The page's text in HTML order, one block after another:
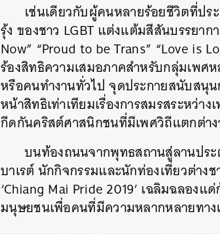
เช่นเดียวกับผู้คนหลายร้อยชีวิตที่ปร
รุ้ง ของชาว LGBT แต่งแต้มสีสันบรรยา
Now” “Proud to be Trans” “Love is
ร้องสิทธิความเสมอภาคสำหรับกลุ่มเพศ
หรือคนทำงานทั่วไป จุดประกายสนับสนุ
หน้าสิทธิเท่าเทียมเรื่องการสมรสระหว่
กีดกันคริสต์ศาสนิกชนที่มีเพศวิถีแตกต่า
บนท้องถนนจากพุทธสถานสู่ลานปร
บาเรต์ นักกิจกรรมและนักท่องเที่ยวต่า
‘Chiang Mai Pride 2019’ เฉลิมฉลอง
มนุษยชนเพื่อคนที่มีความหลากหลายทา